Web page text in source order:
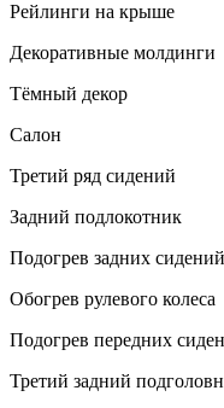
Рейлинги на крыше
Декоративные молдинги
Тёмный декор
Салон
Третий ряд сидений
Задний подлокотник
Подогрев задних сидений
Обогрев рулевого колеса
Подогрев передних
Третий задний